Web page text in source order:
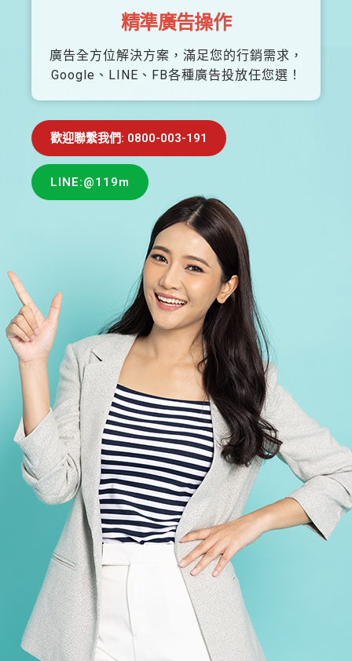
精準廣告操作
廣告全方位解決方案，滿足您的行銷需求，
Google、LINE、FB各種廣告投放任您選！
歡迎聯繫我們: 0800-003-191
LINE:@119m